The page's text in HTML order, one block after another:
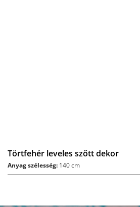
Törtfehér leveles szőtt dekor
Anyag szélesség: 140 cm